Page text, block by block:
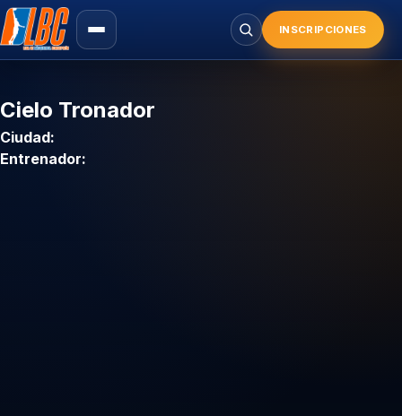
Saltar
al
contenido
Buscar
INSCRIPCIONES
Cielo Tronador
Ciudad:
Entrenador: